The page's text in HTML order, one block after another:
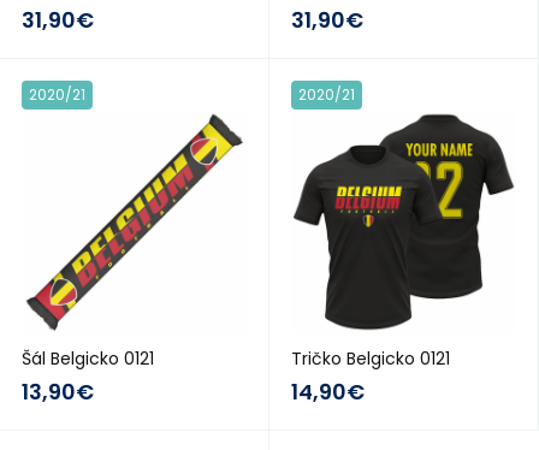
31,90€ 31,90€
2020/21
Šál Belgicko 0121
13,90€
2020/21
Tričko Belgicko 0121
14,90€